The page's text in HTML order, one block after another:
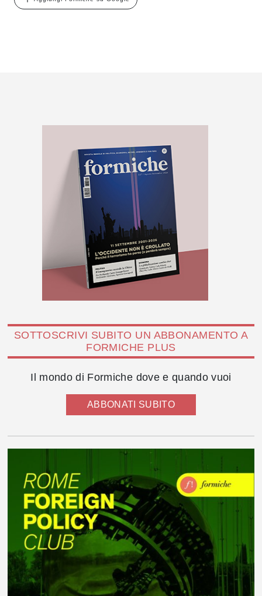
SOTTOSCRIVI SUBITO UN ABBONAMENTO A
FORMICHE PLUS
Il mondo di Formiche dove e quando vuoi
ABBONATI SUBITO